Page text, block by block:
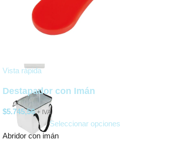
Vista rápida
Destapador con Imán
$5.745,56 + IVA
Seleccionar opciones
Abridor con imán